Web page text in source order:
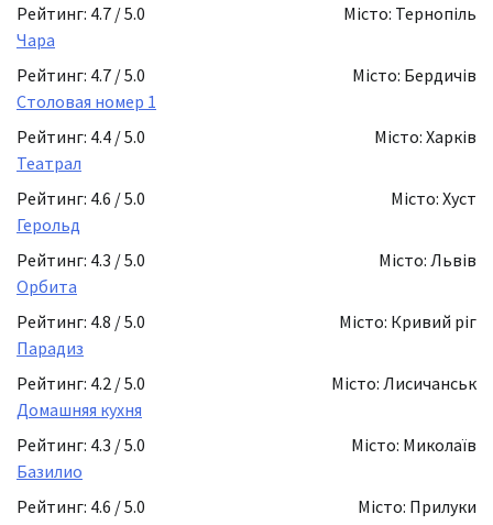
Рейтинг: 4.7 / 5.0
Місто: Тернопіль
Чара
Рейтинг: 4.7 / 5.0
Місто: Бердичів
Столовая номер 1
Рейтинг: 4.4 / 5.0
Місто: Харків
Театрал
Рейтинг: 4.6 / 5.0
Місто: Хуст
Герольд
Рейтинг: 4.3 / 5.0
Місто: Львів
Орбита
Рейтинг: 4.8 / 5.0
Місто: Кривий ріг
Парадиз
Рейтинг: 4.2 / 5.0
Місто: Лисичанськ
Домашняя кухня
Рейтинг: 4.3 / 5.0
Місто: Миколаїв
Базилио
Рейтинг: 4.6 / 5.0
Місто: Прилуки